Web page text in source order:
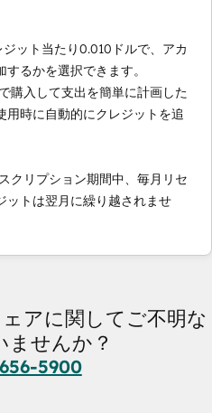
ット当たり0.010ドルで、アカ
るかを選択できます。
購入して支出を簡単に計画した
用時に自動的にクレジットを追
クリプション期間中、毎月リセ
ットは翌月に繰り越されませ
アに関してご不明な
ませんか？
5900